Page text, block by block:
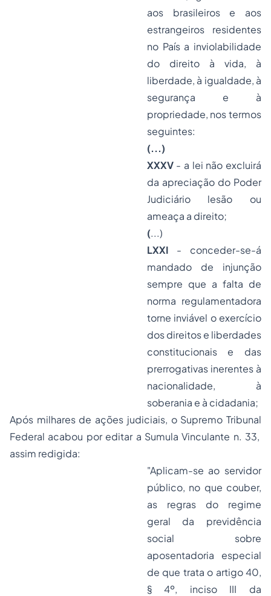
aos brasileiros e aos
estrangeiros residentes
no País a inviolabilidade
do direito à vida, à
liberdade, à igualdade, à
segurança e à
propriedade, nos termos
seguintes:
(...)
XXXV - a lei não excluirá
da apreciação do Poder
Judiciário lesão ou
ameaça a direito;
(...)
LXXI - conceder-se-á
mandado de injunção
sempre que a falta de
norma regulamentadora
torne inviável o exercício
dos direitos e liberdades
constitucionais e das
prerrogativas inerentes à
nacionalidade, à
soberania e à cidadania;
Após milhares de ações judiciais, o Supremo Tribunal
Federal acabou por editar a Sumula Vinculante n. 33,
assim redigida:
"Aplicam-se ao servidor
público, no que couber,
as regras do regime
geral da previdência
social sobre
aposentadoria especial
de que trata o artigo 40,
§ 4º, inciso III da